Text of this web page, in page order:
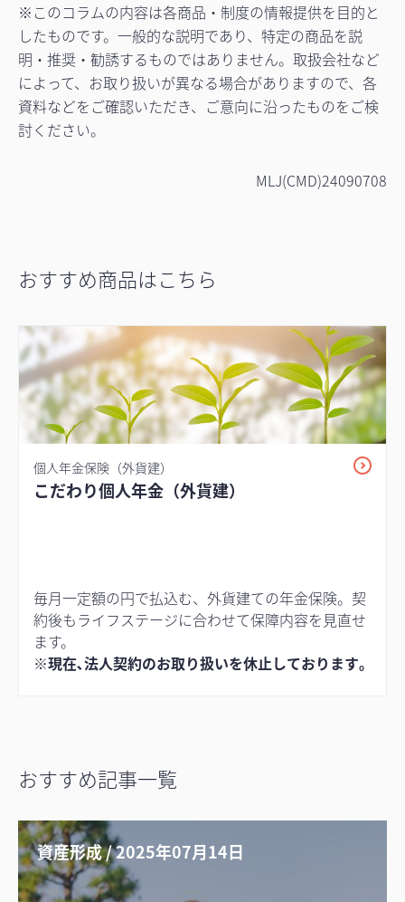
※このコラムの内容は各商品・制度の情報提供を目的と
したものです。一般的な説明であり、特定の商品を説
明・推奨・勧誘するものではありません。取扱会社など
によって、お取り扱いが異なる場合がありますので、各
資料などをご確認いただき、ご意向に沿ったものをご検
討ください。
MLJ(CMD)24090708
おすすめ商品はこちら
個人年金保険（外貨建）
こだわり個人年金（外貨建）
毎月一定額の円で払込む、外貨建ての年金保険。契
約後もライフステージに合わせて保障内容を見直せ
ます。
※現在､法人契約のお取り扱いを休止しております｡
おすすめ記事一覧
資産形成 / 2025年07月14日